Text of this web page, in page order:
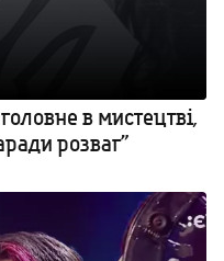
в мистецтві,
розваг”